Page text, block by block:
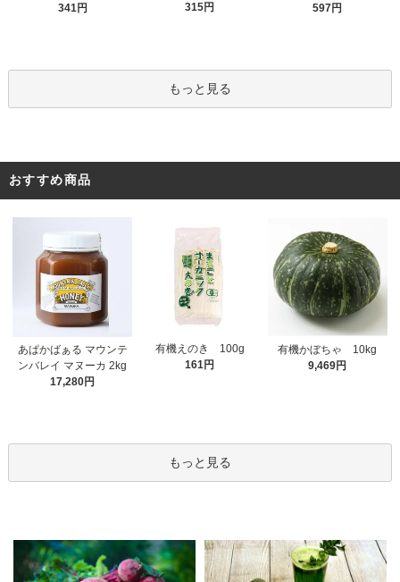
341円
315円
597円
もっと見る
おすすめ商品
あぱかばぁる マウンテ
ンバレイ マヌーカ 2kg
17,280円
有機えのき 100g
161円
有機かぼちゃ 10kg
9,469円
もっと見る